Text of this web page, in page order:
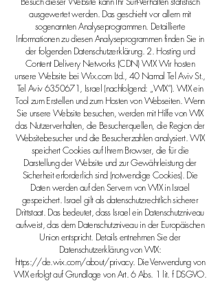
ausgewertet werden. Das geschieht vor allem mit
sogenannten Analyseprogrammen. Detaillierte
Informationen zu diesen Analyseprogrammen finden Sie in
der folgenden Datenschutzerklärung. 2. Hosting und
Content Delivery Networks (CDN) WIX Wir hosten
unsere Website bei Wix.com Ltd., 40 Namal Tel Aviv St.,
Tel Aviv6350671, Israel (nachfolgend: „WIX“). WIX ein
Tool zum Erstellen und zum Hosten von Webseiten. Wenn
Sie unsere Website besuchen, werden mit Hilfe von WIX
das Nutzerverhalten, die Besucherquellen, die Region der
Websitebesucher und die Besucherzahlen analysiert. WIX
speichert Cookies auf Ihrem Browser, die für die
Darstellung der Website und zur Gewährleistung der
Sicherheit erforderlich sind (notwendige Cookies). Die
Daten werden auf den Servern von WIX in Israel
gespeichert. Israel gilt als datenschutzrechtlich sicherer
Drittstaat. Das bedeutet, dass Israel ein Datenschutzniveau
aufweist, das dem Datenschutzniveau in der Europäischen
Union entspricht. Details entnehmen Sie der
Datenschutzerklärung von WIX:
https://de.wix.com/about/privacy. Die Verwendung von
WIX erfolgt auf Grundlage von Art. 6 Abs. 1 lit. f DSGVO.